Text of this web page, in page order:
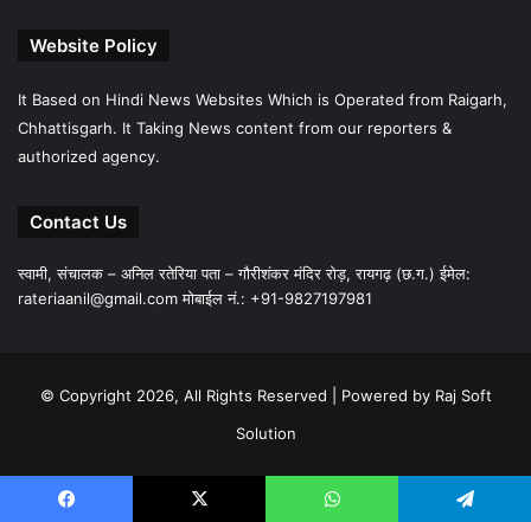
Website Policy
It Based on Hindi News Websites Which is Operated from Raigarh,
Chhattisgarh. It Taking News content from our reporters &
authorized agency.
Contact Us
स्वामी, संचालक – अनिल रतेरिया पता – गौरीशंकर मंदिर रोड़, रायगढ़ (छ.ग.) ईमेल:
rateriaanil@gmail.comमोबाईल नं.: +91-9827197981
© Copyright 2026, All Rights Reserved | Powered by Raj Soft
Solution